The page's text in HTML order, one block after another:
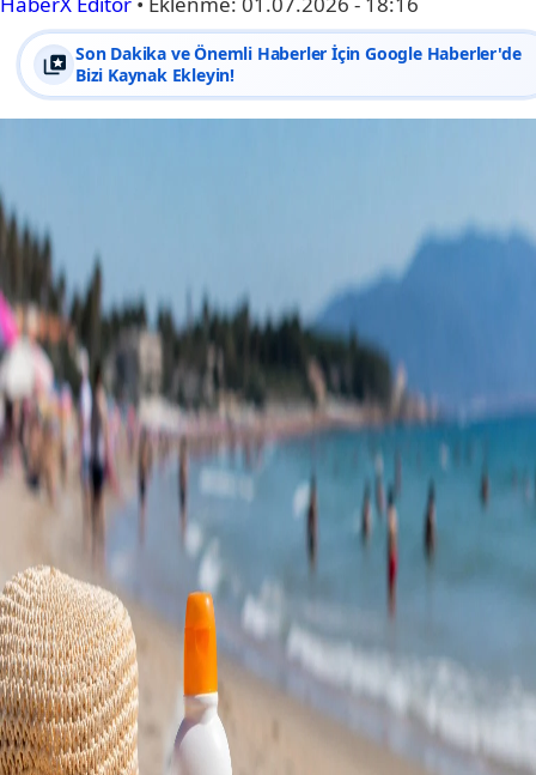
Son Dakika ve Önemli Haberler İçin Google Haberler'de
Bizi Kaynak Ekleyin!